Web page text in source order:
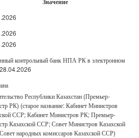
контрольный банк НПА РК в электронном
Республики Казахстан (Премьер-
РК) (старое название: Кабинет Министров
ССР; Кабинет Министров РК; Премьер-
Казахской ССР; Совет Министров Казахской
народных комиссаров Казахской ССР)